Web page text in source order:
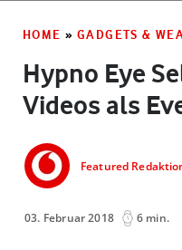
HOME » GADGETS &
Hypno Eye
Videos als
Featured
03. Februar 2018 6 min.